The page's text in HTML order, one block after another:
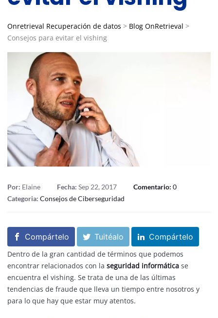
Onretrieval Recuperación de datos > Blog OnRetrieval >
Consejos para evitar el vishing
Por: Elaine Fecha: Sep 22, 2017 Comentario: 0
Categoria: Consejos de Ciberseguridad
Compártelo Tuitéalo Compártelo
Dentro de la gran cantidad de términos que podemos
encontrar relacionados con la seguridad informática se
encuentra el vishing. Se trata de una de las últimas
tendencias de fraude que lleva un tiempo entre nosotros y
para lo que hay que estar muy atentos.